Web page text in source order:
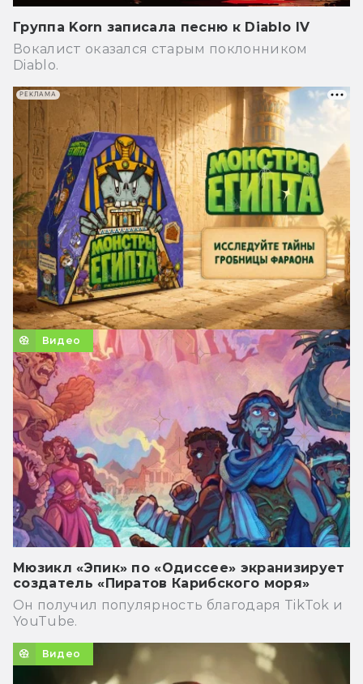
Группа Korn записала песню к Diablo IV
Вокалист оказался старым поклонником
Diablo.
Видео
Мюзикл «Эпик» по «Одиссее» экранизирует
создатель «Пиратов Карибского моря»
Он получил популярность благодаря TikTok и
YouTube.
Видео
РЕКЛАМА